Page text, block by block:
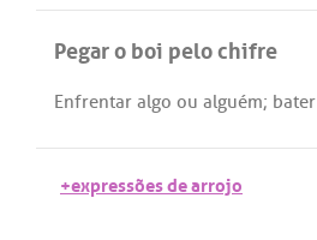
Pegar o boi pelo chifre
Enfrentar algo ou alguém; bater
+expressões de arrojo